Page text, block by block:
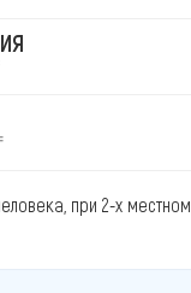
при 2-х местном